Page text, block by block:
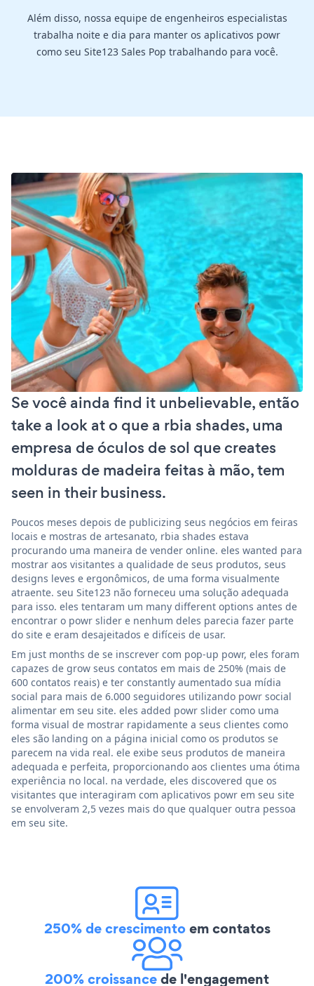
Além disso, nossa equipe de engenheiros especialistas
trabalha noite e dia para manter os aplicativos powr
como seu Site123 Sales Pop trabalhando para você.
Se você ainda find it unbelievable, então
take a look at o que a rbia shades, uma
empresa de óculos de sol que creates
molduras de madeira feitas à mão, tem
seen in their business.
Poucos meses depois de publicizing seus negócios em feiras
locais e mostras de artesanato, rbia shades estava
procurando uma maneira de vender online. eles wanted para
mostrar aos visitantes a qualidade de seus produtos, seus
designs leves e ergonômicos, de uma forma visualmente
atraente. seu Site123 não forneceu uma solução adequada
para isso. eles tentaram um many different options antes de
encontrar o powr slider e nenhum deles parecia fazer parte
do site e eram desajeitados e difíceis de usar.
Em just months de se inscrever com pop-up powr, eles foram
capazes de grow seus contatos em mais de 250% (mais de
600 contatos reais) e ter constantly aumentado sua mídia
social para mais de 6.000 seguidores utilizando powr social
alimentar em seu site. eles added powr slider como uma
forma visual de mostrar rapidamente a seus clientes como
eles são landing on a página inicial como os produtos se
parecem na vida real. ele exibe seus produtos de maneira
adequada e perfeita, proporcionando aos clientes uma ótima
experiência no local. na verdade, eles discovered que os
visitantes que interagiram com aplicativos powr em seu site
se envolveram 2,5 vezes mais do que qualquer outra pessoa
em seu site.
250% de crescimentoem contatos
200% croissancede l'engagement